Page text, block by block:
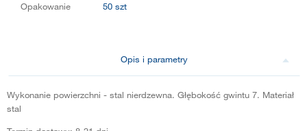
Opakowanie
50 szt
Opis i parametry
Wykonanie powierzchni - stal nierdzewna. Głębokość gwintu 7. Materiał
stal